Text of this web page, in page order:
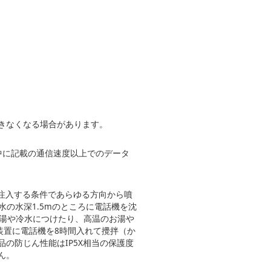
くなる場合があります。
記載の通信速度以上でのデータ
入する条件であらゆる方向から噴
の水深1.5mのところに電話機を沈
や冷水につけたり、高温のお湯や
に電話機を8時間入れて攪拌（か
の防じん性能はIP5X相当の保護度